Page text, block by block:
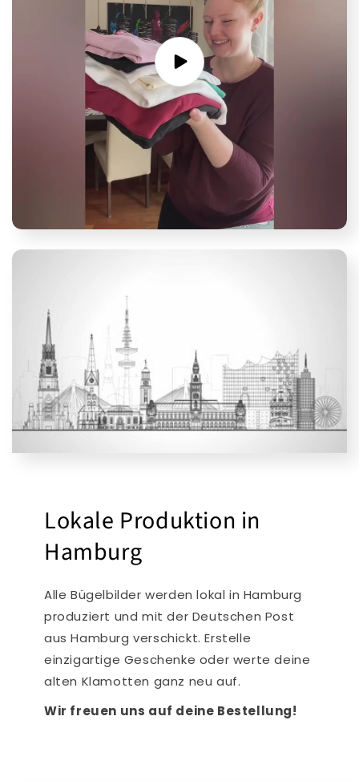
Lokale Produktion in
Hamburg
Alle Bügelbilder werden lokal in Hamburg
produziert und mit der Deutschen Post
aus Hamburg verschickt. Erstelle
einzigartige Geschenke oder werte deine
alten Klamotten ganz neu auf.
Wir freuen uns auf deine Bestellung!